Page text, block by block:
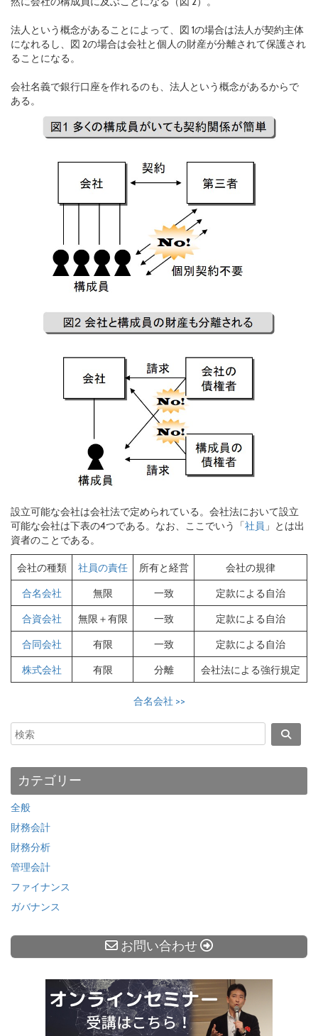
法人という概念があることによって、図 1の場合は法人が契約主体
になれるし、図 2の場合は会社と個人の財産が分離されて保護され
ることになる。
会社名義で銀行口座を作れるのも、法人という概念があるからで
ある。
設立可能な会社は会社法で定められている。会社法において設立
可能な会社は下表の4つである。なお、ここでいう「社員 」とは出
資者のことである。
会社の種類 社員の責任 所有と経営 会社の規律
合名会社 無限 一致 定款による自治
合資会社 無限＋有限 一致 定款による自治
合同会社 有限 一致 定款による自治
株式会社 有限 分離 会社法による強行規定
合名会社 >>
カテゴリー
全般
財務会計
財務分析
管理会計
ファイナンス
ガバナンス
お問い合わせ